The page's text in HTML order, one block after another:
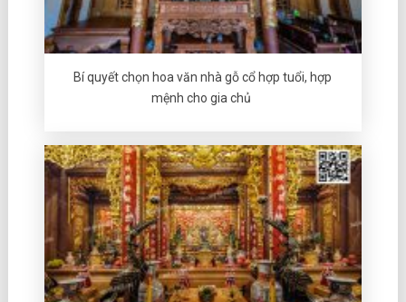
Bí quyết chọn hoa văn nhà gỗ cổ hợp tuổi, hợp
mệnh cho gia chủ